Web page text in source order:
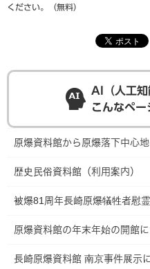
ください。（無料）
AI（人工知
こんなペ
原爆資料館から原爆落下中心
歴史民俗資料館（利用案内）
被爆81周年長崎原爆犠牲者慰
原爆資料館の年末年始の開館
長崎原爆資料館 南京事件展示